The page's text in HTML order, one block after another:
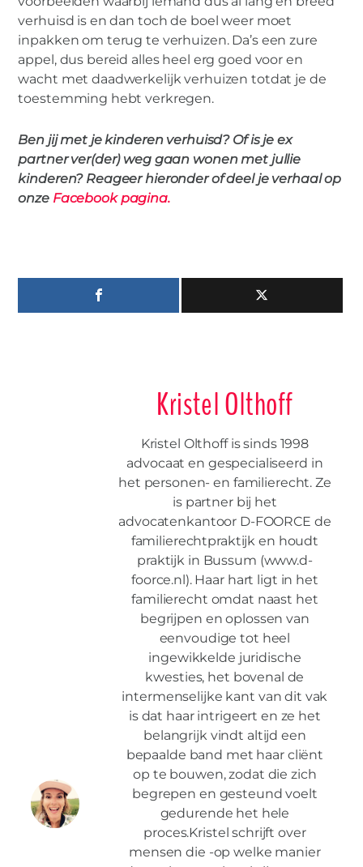
verhuisd is en dan toch de boel weer moet
inpakken om terug te verhuizen. Da’s een zure
appel, dus bereid alles heel erg goed voor en
wacht met daadwerkelijk verhuizen totdat je de
toestemming hebt verkregen.
Ben jij met je kinderen verhuisd? Of is je ex
partner ver(der) weg gaan wonen met jullie
kinderen? Reageer hieronder of deel je verhaal op
onze Facebook pagina.
Kristel Olthoff
Kristel Olthoff is sinds 1998
advocaat en gespecialiseerd in
het personen- en familierecht. Ze
is partner bij het
advocatenkantoor D-FOORCE de
familierechtpraktijk en houdt
praktijk in Bussum (www.d-
foorce.nl). Haar hart ligt in het
familierecht omdat naast het
begrijpen en oplossen van
eenvoudige tot heel
ingewikkelde juridische
kwesties, het bovenal de
intermenselijke kant van dit vak
is dat haar intrigeert en ze het
belangrijk vindt altijd een
bepaalde band met haar cliënt
op te bouwen, zodat die zich
begrepen en gesteund voelt
gedurende het hele
proces.Kristel schrijft over
mensen die -op welke manier